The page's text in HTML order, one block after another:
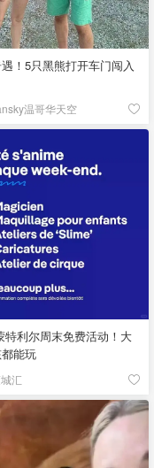
！5只黑熊打开车门闯入
温哥华天空
利尔周末免费活动！大
能玩
汇